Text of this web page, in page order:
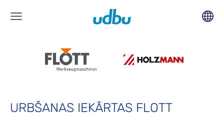
URBŠANAS IEKĀRTAS FLOTT